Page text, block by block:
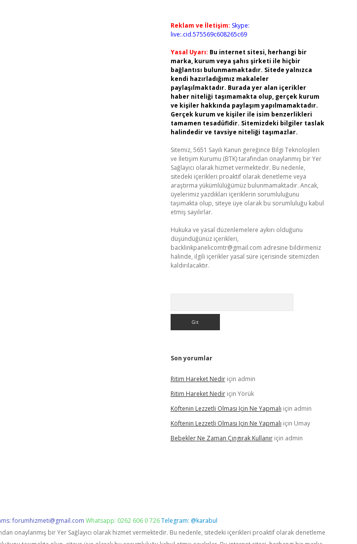
Reklam ve İletişim: Skype:
live:.cid.575569c608265c69
Yasal Uyarı: Bu internet sitesi, herhangi bir
marka, kurum veya şahıs şirketi ile hiçbir
bağlantısı bulunmamaktadır. Sitede yalnızca
kendi hazırladığımız makaleler
paylaşılmaktadır. Burada yer alan içerikler
haber niteliği taşımamakta olup, gerçek kurum
ve kişiler hakkında paylaşım yapılmamaktadır.
Gerçek kurum ve kişiler ile isim benzerlikleri
tamamen tesadüfidir. Sitemizdeki bilgiler taslak
halindedir ve tavsiye niteliği taşımazlar.
Sitemiz, 5651 Sayılı Kanun gereğince Bilgi Teknolojileri
ve İletişim Kurumu (BTK) tarafından onaylanmış bir Yer
Sağlayıcı olarak hizmet vermektedir. Bu nedenle,
sitedeki içerikleri proaktif olarak denetleme veya
araştırma yükümlülüğümüz bulunmamaktadır. Ancak,
üyelerimiz yazdıkları içeriklerin sorumluluğunu
taşımakta olup, siteye üye olarak bu sorumluluğu kabul
etmiş sayılırlar.
Hukuka ve yasal düzenlemelere aykırı olduğunu
düşündüğünüz içerikleri,
backlinkpanelicomtr@gmail.com adresine bildirmeniz
halinde, ilgili içerikler yasal süre içerisinde sitemizden
kaldırılacaktır.
Son yorumlar
Ritim Hareket Nediriçin admin
Ritim Hareket Nediriçin Yörük
Köftenin Lezzetli Olması Için Ne Yapmalı için admin
Köftenin Lezzetli Olması Için Ne Yapmalı için Umay
Bebekler Ne Zaman Çıngırak Kullanıriçin admin
forumhizmeti@gmail.com Whatsapp: 0262 606 0 726Telegram: @karabul
onaylanmış bir Yer Sağlayıcı olarak hizmet vermektedir. Bu nedenle, sitedeki içerikleri proaktif olarak denetleme